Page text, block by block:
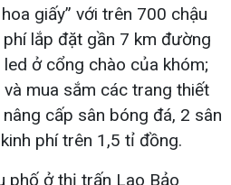
giấy” với trên 700 chậu
lắp đặt gần 7 km đường
ở cổng chào của khóm;
mua sắm các trang thiết
cấp sân bóng đá, 2 sân
phí trên 1,5 tỉ đồng.